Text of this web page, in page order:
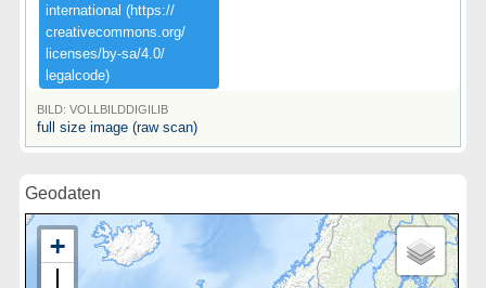
international ​(​https:​/​/​
creativecommons.​org/​
licenses/​by-​sa/​4.​0/​
legalcode)​
BILD: VOLLBILDDIGILIB
full size image (raw scan)
Geodaten